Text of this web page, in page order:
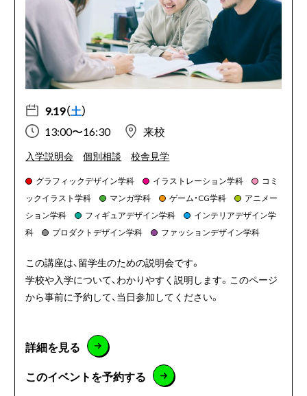
9.19（土）
13:00〜16:30
来校
入学説明会 個別相談 校舎見学
グラフィックデザイン学科 イラストレーション学科
コミ
ックイラスト学科
マンガ学科 ゲーム・CG学科
アニメー
ション学科
フィギュアデザイン学科
インテリアデザイン学
科
プロダクトデザイン学科 ファッションデザイン学科
この講座は、留学生のための説明会です。
学校や入学について、わかりやすく説明します。このページ
から事前に予約して、当日参加してください。
詳細を見る
このイベントを予約する